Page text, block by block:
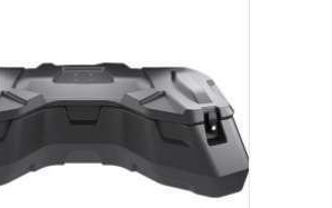
PŘIDAT DO KOŠÍKU